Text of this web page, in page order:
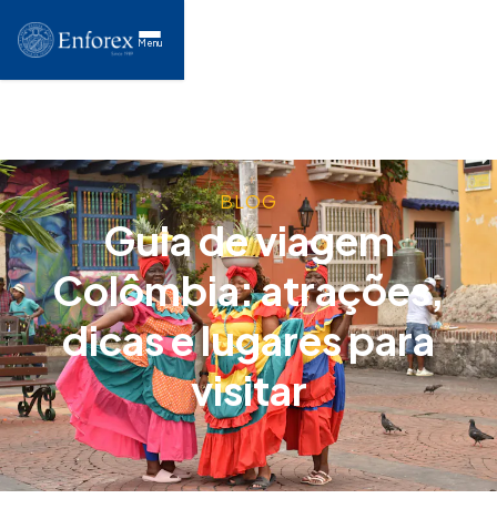
Menu
BLOG
Guia de viagem
Colômbia: atrações,
dicas e lugares para
visitar